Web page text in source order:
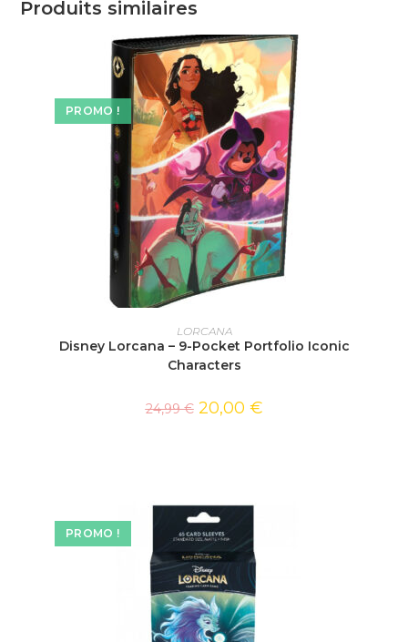
Produits similaires
PROMO !
AJOUTER AU PANIER
LORCANA
Disney Lorcana – 9-Pocket Portfolio Iconic
Characters
24,99€ 20,00 €
PROMO !